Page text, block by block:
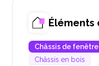
Éléments
Châssis de fenêtre
Châssis en bois